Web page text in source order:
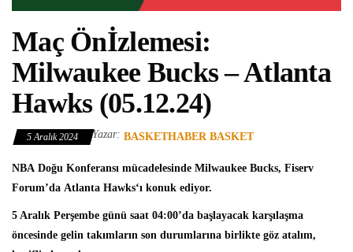
Maç Önİzlemesi:
Milwaukee Bucks – Atlanta
Hawks (05.12.24)
5 Aralık 2024 Yazar: BASKETHABER BASKET
NBA Doğu Konferansı mücadelesinde Milwaukee Bucks, Fiserv
Forum’da Atlanta Hawks‘ı konuk ediyor.
5 Aralık Perşembe günü saat 04:00’da başlayacak karşılaşma
öncesinde gelin takımların son durumlarına birlikte göz atalım,